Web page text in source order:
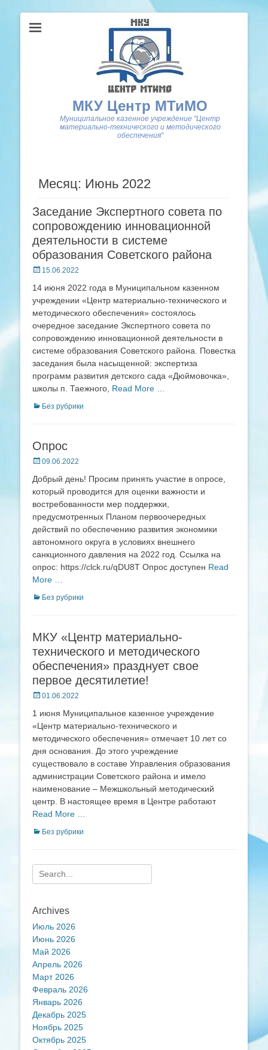
МКУ Центр МТиМО
Муниципальное казенное учреждение "Центр
материально-технического и методического
обеспечения"
Месяц: Июнь 2022
Заседание Экспертного совета по
сопровождению инновационной
деятельности в системе
образования Советского района
Posted
15.06.2022
14 июня 2022 года в Муниципальном казенном
учреждении «Центр материально-технического и
методического обеспечения» состоялось
очередное заседание Экспертного совета по
сопровождению инновационной деятельности в
системе образования Советского района. Повестка
заседания была насыщенной: экспертиза
программ развития детского сада «Дюймовочка»,
школы п. Таежного, Read More …
Categories
Без рубрики
Опрос
Posted
09.06.2022
Добрый день! Просим принять участие в опросе,
который проводится для оценки важности и
востребованности мер поддержки,
предусмотренных Планом первоочередных
действий по обеспечению развития экономики
автономного округа в условиях внешнего
санкционного давления на 2022 год. Ссылка на
опрос: https://clck.ru/qDU8T Опрос доступен Read
More …
Categories
Без рубрики
МКУ «Центр материально-
технического и методического
обеспечения» празднует свое
первое десятилетие!
Posted
01.06.2022
1 июня Муниципальное казенное учреждение
«Центр материально-технического и
методического обеспечения» отмечает 10 лет со
дня основания. До этого учреждение
существовало в составе Управления образования
администрации Советского района и имело
наименование – Межшкольный методический
центр. В настоящее время в Центре работают
Read More …
Categories
Без рубрики
Search
for:
Archives
Июль 2026
Июнь 2026
Май 2026
Апрель 2026
Март 2026
Февраль 2026
Январь 2026
Декабрь 2025
Ноябрь 2025
Октябрь 2025